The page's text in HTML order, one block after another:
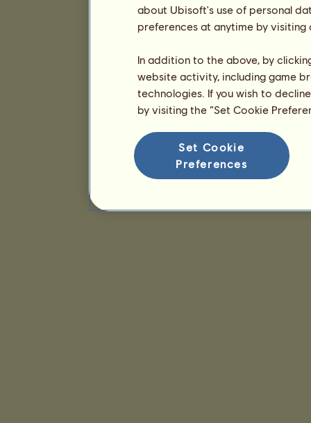
about Ubisoft's use of personal
preferences at anytime by
In addition to the above, by
website activity, including game
technologies. If you wish to
by visiting the “Set Cookie
Set Cookie
Preferences